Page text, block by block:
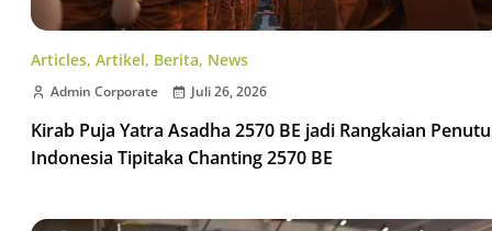
Articles, Artikel, Berita, News
Admin Corporate Juli 26, 2026
Kirab Puja Yatra Asadha 2570 BE jadi Rangkaian
Indonesia Tipitaka Chanting 2570 BE